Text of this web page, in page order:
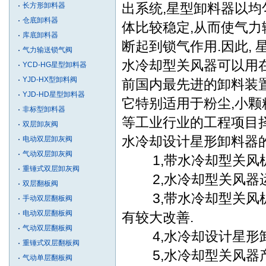
长方形卸料器
仓底卸料器
库底卸料器
气力输送锁气阀
YCD-HG星型卸料器
YJD-HX型卸料阀
YJD-HD星型卸料器
非标型卸料器
双层卸灰阀
电动双层卸灰阀
气动双层卸灰阀
重锤式双层卸灰阀
双层翻板阀
手动双层翻板阀
电动双层翻板阀
气动双层翻板阀
重锤式双层翻板阀
气动单层翻板阀
出系统,星型卸料器以
体比较稳定,从而使气
断起到锁气作用.因此,
水冷却型关风器可以用
前国内最先进的卸料装
它特别适用于粉尘,小
等工业行业的工程项目
水冷却设计星形卸料器
1,带水冷却型关风机
2,水冷却型关风器
3,带水冷却型关风机
有较大改善.
4,水冷却设计星形卸
5,水冷却型关风器产